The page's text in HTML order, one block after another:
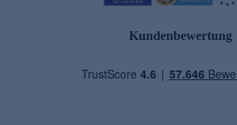
Kundenbewertung